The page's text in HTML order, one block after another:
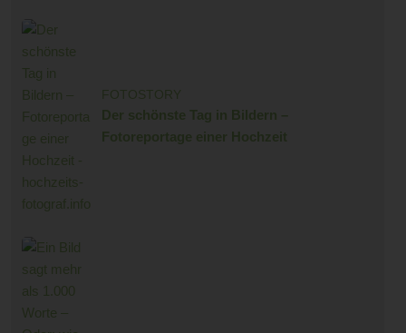
FOTOSTORY
Der schönste Tag in Bildern –
Fotoreportage einer Hochzeit